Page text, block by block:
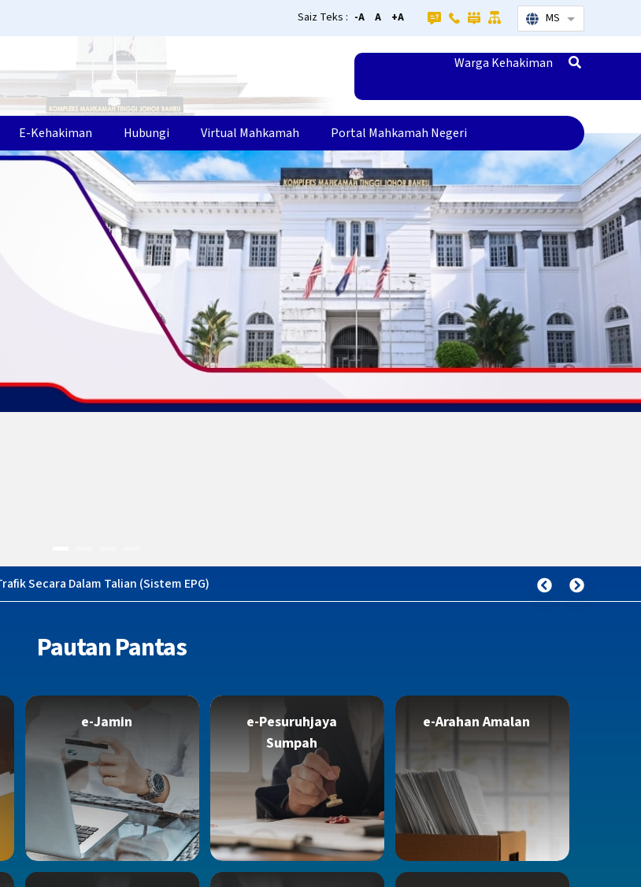
Saiz Teks : -A A +A MS Senarai
Warga Kehakiman
E-Kehakiman Hubungi Virtual Mahkamah Portal Mahkamah Negeri
Secara Dalam Talian (Sistem EPG)
Pautan Pantas
e-Jamin
e-Pesuruhjaya
Sumpah
e-Arahan Amalan